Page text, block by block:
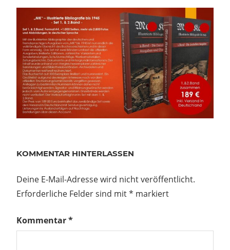
Beitragsnavigation
Vorheriger
Beitrag:
14.-17.5.26
Männertag-
Dreiweibern
bei Gregori
KOMMENTAR HINTERLASSEN
Deine E-Mail-Adresse wird nicht veröffentlicht.
Erforderliche Felder sind mit* markiert
Kommentar*